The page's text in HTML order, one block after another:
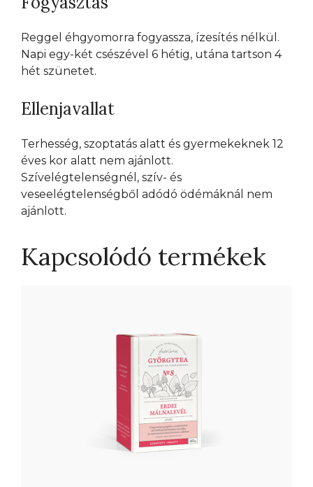
Reggel éhgyomorra fogyassza, ízesítés nélkül.
Napi egy-két csészével 6 hétig, utána tartson 4
hét szünetet.
Ellenjavallat
Terhesség, szoptatás alatt és gyermekeknek 12
éves kor alatt nem ajánlott.
Szívelégtelenségnél, szív- és
veseelégtelenségből adódó ödémáknál nem
ajánlott.
Kapcsolódó termékek